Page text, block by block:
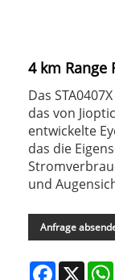
4 km Range
Das
das von
entwickelte
das die
und
Anfrage
Facebook
X